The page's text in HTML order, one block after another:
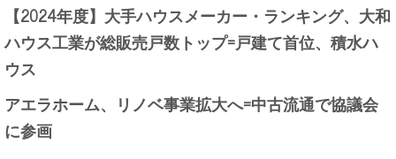
【2024年度】大手ハウスメーカー・ランキング、大和
ハウス工業が総販売戸数トップ=戸建て首位、積水ハ
ウス
アエラホーム、リノベ事業拡大へ=中古流通で協議会
に参画